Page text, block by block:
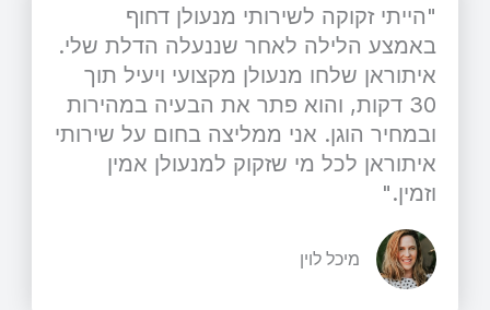
"הייתי זקוקה לשירותי מנעולן דחוף
באמצע הלילה לאחר שננעלה הדלת שלי.
איתוראן שלחו מנעולן מקצועי ויעיל תוך
30 דקות, והוא פתר את הבעיה במהירות
ובמחיר הוגן. אני ממליצה בחום על שירותי
איתוראן לכל מי שזקוק למנעולן אמין
וזמין."
מיכל לוין